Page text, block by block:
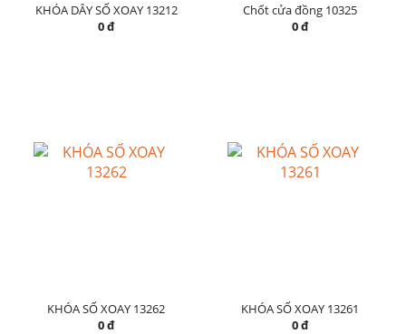
KHÓA DÂY SỐ XOAY 13212
0 đ
Chốt cửa đồng 10325
0 đ
KHÓA SỐ XOAY 13262
0 đ
KHÓA SỐ XOAY 13261
0 đ